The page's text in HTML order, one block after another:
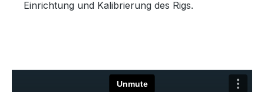
Einrichtung und Kalibrierung des Rigs.